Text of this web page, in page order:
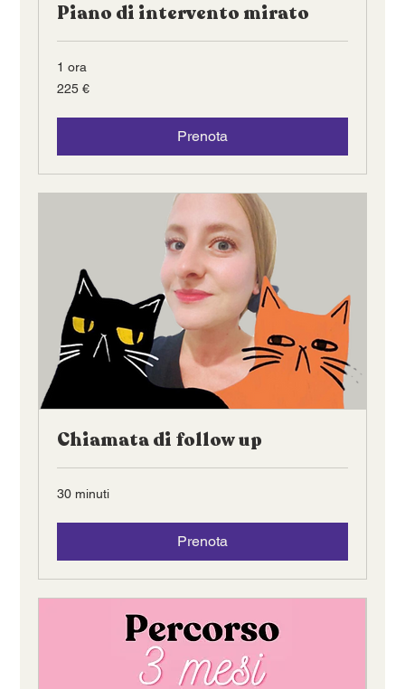
Piano di intervento mirato
1 ora
225
euro
225 €
Prenota
Chiamata di follow up
30 minuti
Prenota